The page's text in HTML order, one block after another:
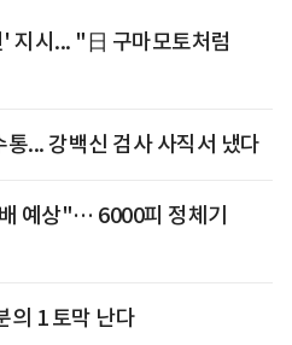
지시... "日 구마모토처럼
... 강백신 검사 사직서 냈다
예상"… 6000피 정체기
의 1 토막 난다